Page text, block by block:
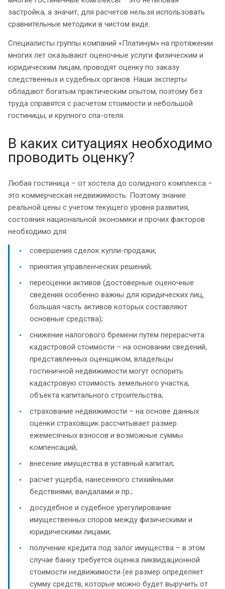
застройка, а значит, для расчетов нельзя использовать
сравнительные методики в чистом виде.
Специалисты группы компаний «Платинум» на протяжении
многих лет оказывают оценочные услуги физическим и
юридическим лицам, проводят оценку по заказу
следственных и судебных органов. Наши эксперты
обладают богатым практическим опытом, поэтому без
труда справятся с расчетом стоимости и небольшой
гостиницы, и крупного спа-отеля.
В каких ситуациях необходимо
проводить оценку?
Любая гостиница – от хостела до солидного комплекса –
это коммерческая недвижимость. Поэтому знание
реальной цены с учетом текущего уровня развития,
состояния национальной экономики и прочих факторов
необходимо для:
совершения сделок купли-продажи;
принятия управленческих решений;
переоценки активов (достоверные оценочные
сведения особенно важны для юридических лиц,
большая часть активов которых составляют
основные средства);
снижение налогового бремени путем перерасчета
кадастровой стоимости – на основании сведений,
представленных оценщиком, владельцы
гостиничной недвижимости могут оспорить
кадастровую стоимость земельного участка,
объекта капитального строительства;
страхование недвижимости – на основе данных
оценки страховщик рассчитывает размер
ежемесячных взносов и возможные суммы
компенсаций;
внесение имущества в уставный капитал;
расчет ущерба, нанесенного стихийными
бедствиями, вандалами и пр.;
досудебное и судебное урегулирование
имущественных споров между физическими и
юридическими лицами;
получение кредита под залог имущества – в этом
случае банку требуется оценка ликвидационной
стоимости недвижимости (её размер определяет
сумму средств, которые можно будет выручить от